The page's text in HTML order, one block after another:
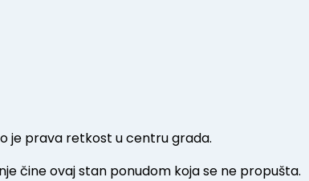
je prava retkost u centru grada.
čine ovaj stan ponudom koja se ne propušta.